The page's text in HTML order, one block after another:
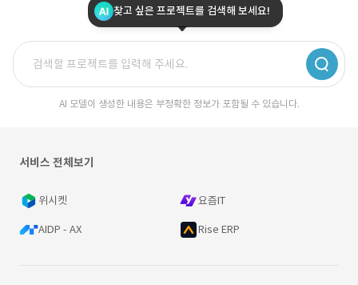
찾고 싶은 프로젝트를 검색해 보세요!
AI 모델이 생성한 내용은 부정확한 정보가 포함될 수 있습니다.
서비스 전체보기
위시켓 요즘IT
AIDP - AX Rise ERP